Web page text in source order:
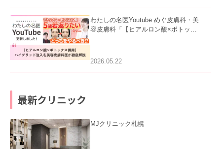
わたしの名医Youtube めぐ皮膚科・美
容皮膚科「【ヒアルロン酸×ボトック
た。
2026.05.22
最新クリニック
MJクリニック札幌